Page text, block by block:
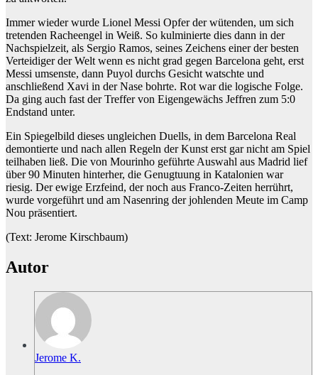
Immer wieder wurde Lionel Messi Opfer der wütenden, um sich
tretenden Racheengel in Weiß. So kulminierte dies dann in der
Nachspielzeit, als Sergio Ramos, seines Zeichens einer der besten
Verteidiger der Welt wenn es nicht grad gegen Barcelona geht, erst
Messi umsenste, dann Puyol durchs Gesicht watschte und
anschließend Xavi in der Nase bohrte. Rot war die logische Folge.
Da ging auch fast der Treffer von Eigengewächs Jeffren zum 5:0
Endstand unter.
Ein Spiegelbild dieses ungleichen Duells, in dem Barcelona Real
demontierte und nach allen Regeln der Kunst erst gar nicht am Spiel
teilhaben ließ. Die von Mourinho geführte Auswahl aus Madrid lief
über 90 Minuten hinterher, die Genugtuung in Katalonien war
riesig. Der ewige Erzfeind, der noch aus Franco-Zeiten herrührt,
wurde vorgeführt und am Nasenring der johlenden Meute im Camp
Nou präsentiert.
(Text: Jerome Kirschbaum)
Autor
Jerome K.